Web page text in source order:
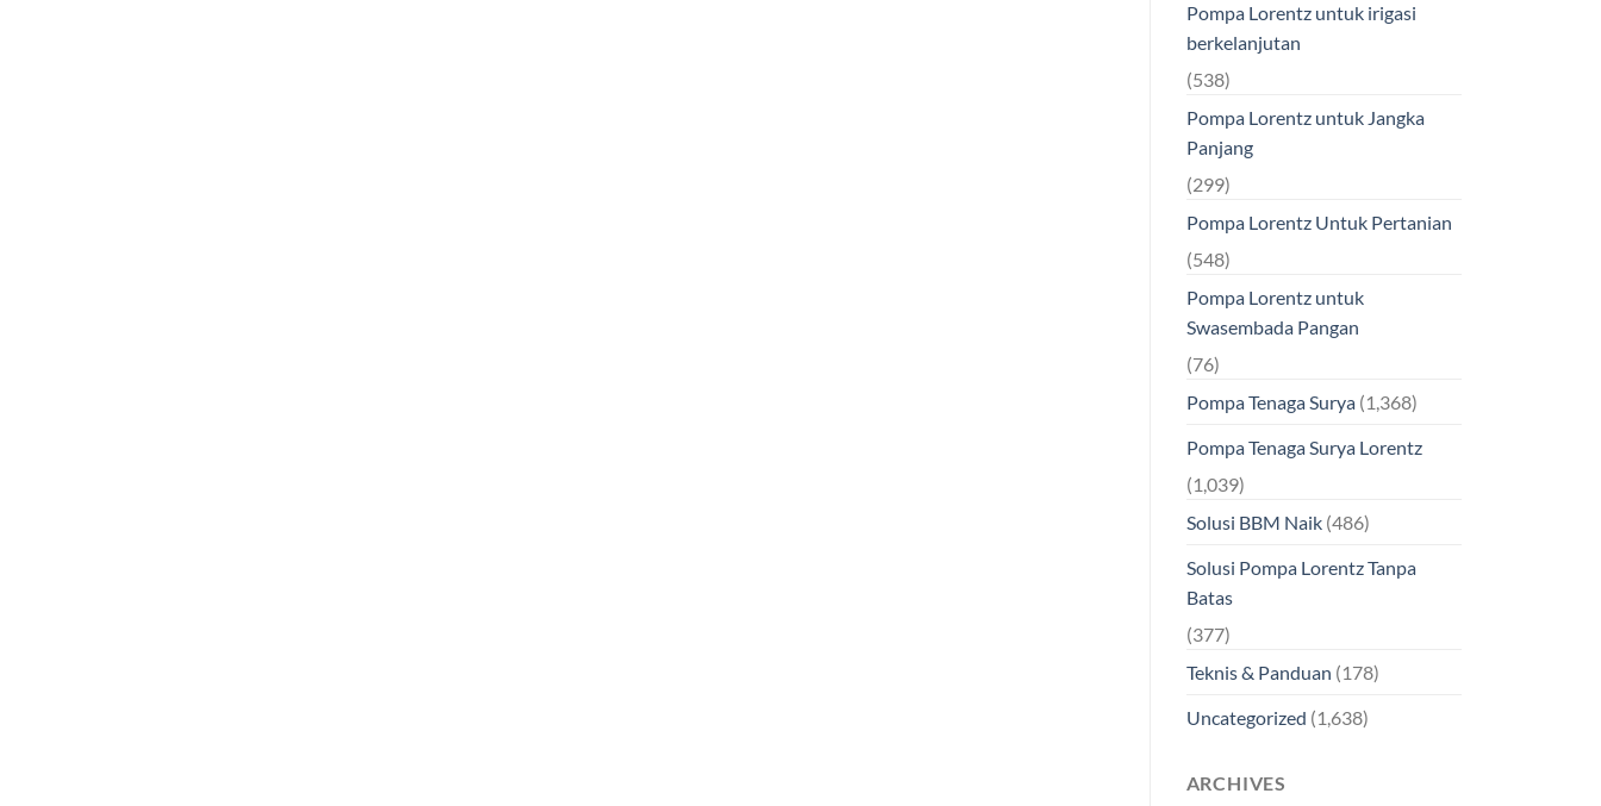
Pompa Lorentz untuk irigasi
berkelanjutan
(538)
Pompa Lorentz untuk Jangka
Panjang
(299)
Pompa Lorentz Untuk Pertanian
(548)
Pompa Lorentz untuk
Swasembada Pangan
(76)
Pompa Tenaga Surya(1,368)
Pompa Tenaga Surya Lorentz
(1,039)
Solusi BBM Naik(486)
Solusi Pompa Lorentz Tanpa
Batas
(377)
Teknis & Panduan (178)
Uncategorized (1,638)
ARCHIVES